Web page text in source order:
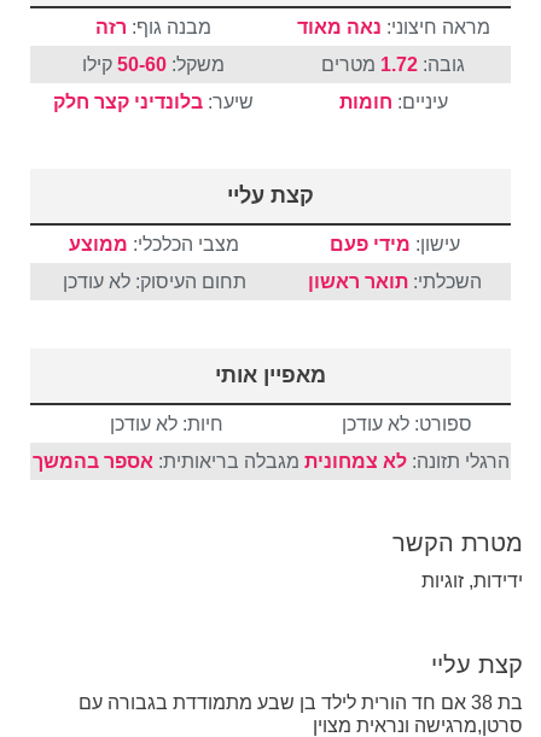
מראה חיצוני: נאה מאוד מבנה גוף: רזה
גובה: 1.72 מטרים משקל:50-60 קילו
עיניים: חומות שיער:בלונדיני קצר חלק
קצת עליי
עישון: מידי פעם מצבי הכלכלי: ממוצע
השכלתי:תואר ראשון תחום העיסוק: לא עודכן
מאפיין אותי
ספורט: לא עודכן
חיות: לא עודכן
הרגלי תזונה:לא צמחונית מגבלה בריאותית: אספר בהמשך
מטרת הקשר
ידידות, זוגיות
קצת עליי
בת 38 אם חד הורית לילד בן שבע מתמודדת בגבורה עם
סרטן,מרגישה ונראית מצוין